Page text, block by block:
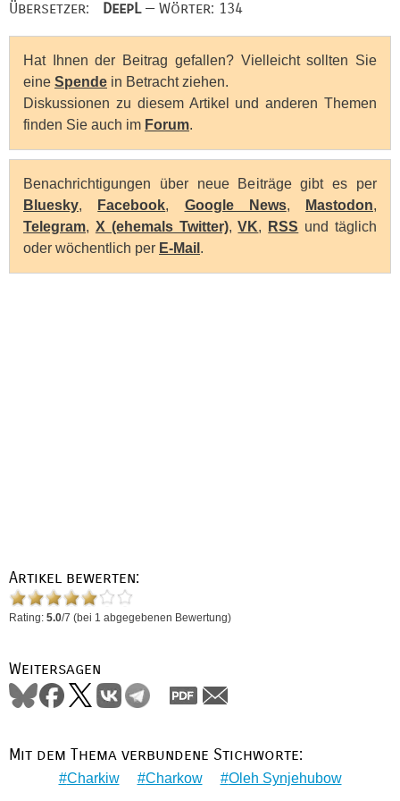
Übersetzer: DeepL— Wörter: 134
Hat Ihnen der Beitrag gefallen? Vielleicht sollten Sie
eine Spende in Betracht ziehen.
Diskussionen zu diesem Artikel und anderen Themen
finden Sie auch im Forum.
Benachrichtigungen über neue Beiträge gibt es per
Bluesky, Facebook, Google News, Mastodon,
Telegram, X (ehemals Twitter),VK, RSS und täglich
oder wöchentlich per E-Mail .
Artikel bewerten:
Rating: 5.0/7 (bei 1 abgegebenen Bewertung)
Weitersagen
Mit dem Thema verbundene Stichworte:
Charkiw Charkow Oleh Synjehubow